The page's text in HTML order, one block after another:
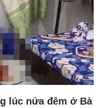
lúc nửa đêm ở Bà